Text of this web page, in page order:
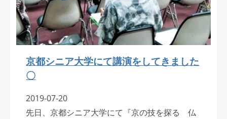
京都シニア大学にて講演をしてきました
〇
2019-07-20
先日、京都シニア大学にて『京の技を探る 仏